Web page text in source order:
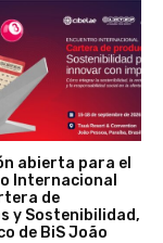
abierta para el
Internacional
de
y Sostenibilidad,
de BiS João